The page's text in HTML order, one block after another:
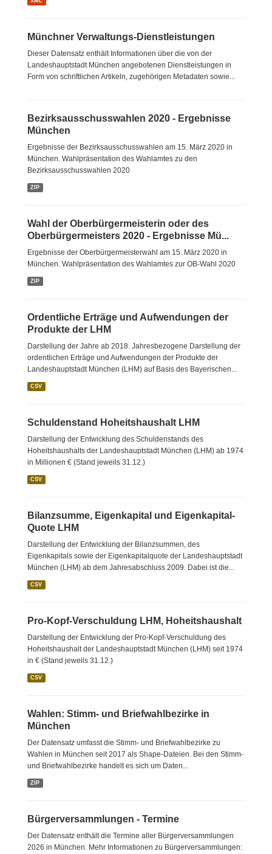
Münchner Verwaltungs-Dienstleistungen
Dieser Datensatz enthält Informationen über die von der
Landeshauptstadt München angebotenen Dienstleistungen in
Form von schriftlichen Artikeln, zugehörigen Metadaten sowie...
Bezirksausschusswahlen 2020 - Ergebnisse
München
Ergebnisse der Bezirksausschusswahlen am 15. März 2020 in
München. Wahlpräsentation des Wahlamtes zu den
Bezirksausschusswahlen 2020
ZIP
Wahl der Oberbürgermeisterin oder des
Oberbürgermeisters 2020 - Ergebnisse Mü...
Ergebnisse der Oberbürgermeisterwahl am 15. März 2020 in
München. Wahlpräsentation des Wahlamtes zur OB-Wahl 2020
ZIP
Ordentliche Erträge und Aufwendungen der
Produkte der LHM
Darstellung der Jahre ab 2018. Jahresbezogene Darstellung der
ordentlichen Erträge und Aufwendungen der Produkte der
Landeshauptstadt München (LHM) auf Basis des Bayerischen...
CSV
Schuldenstand Hoheitshaushalt LHM
Darstellung der Entwicklung des Schuldenstands des
Hoheitshaushalts der Landeshauptstadt München (LHM) ab 1974
in Millionen € (Stand jeweils 31.12.)
CSV
Bilanzsumme, Eigenkapital und Eigenkapital-
Quote LHM
Darstellung der Entwicklung der Bilanzsummen, des
Eigenkapitals sowie der Eigenkapitalquote der Landeshauptstadt
München (LHM) ab dem Jahresabschluss 2009. Dabei ist die...
CSV
Pro-Kopf-Verschuldung LHM, Hoheitshaushalt
Darstellung der Entwicklung der Pro-Kopf-Verschuldung des
Hoheitshaushalt der Landeshauptstadt München (LHM) seit 1974
in € (Stand jeweils 31.12.)
CSV
Wahlen: Stimm- und Briefwahlbezirke in
München
Der Datensatz umfasst die Stimm- und Briefwahlbezirke zu
Wahlen in München seit 2017 als Shape-Dateien. Bei den Stimm-
und Briefwahlbezirke handelt es sich um Daten...
ZIP
Bürgerversammlungen - Termine
Der Datensatz enthält die Termine aller Bürgerversammlungen
2026 in München. Mehr Informationen zu Bürgerversammlungen: